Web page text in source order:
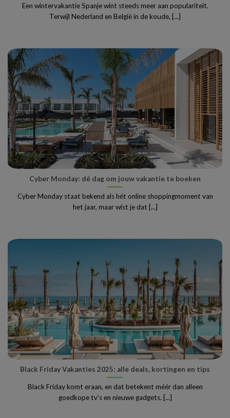
Een wintervakantie Spanje wint steeds meer aan populariteit.
Terwijl Nederland en België in de koude, [...]
Cyber Monday: dé dag om jouw vakantie te boeken
Cyber Monday staat bekend als hét online shoppingmoment van
het jaar, maar wist je dat [...]
Black Friday Vakanties 2025: alle deals, kortingen en tips
Black Friday komt eraan, en dat betekent méér dan alleen
goedkope tv’s en nieuwe gadgets. [...]